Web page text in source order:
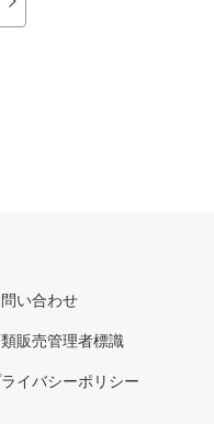
い合わせ
販売管理者標識
イバシーポリシー